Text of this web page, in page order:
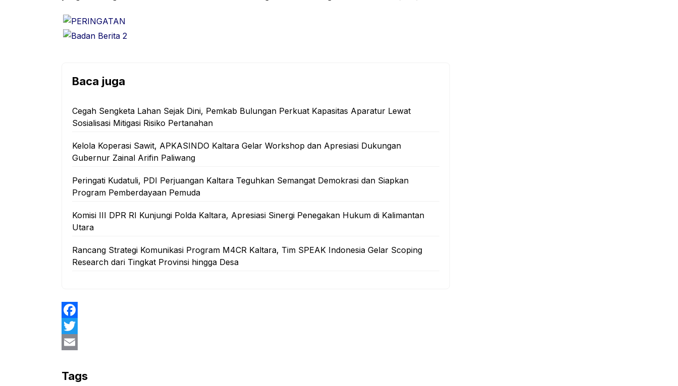
Baca juga
Cegah Sengketa Lahan Sejak Dini, Pemkab Bulungan Perkuat Kapasitas Aparatur Lewat
Sosialisasi Mitigasi Risiko Pertanahan
Kelola Koperasi Sawit, APKASINDO Kaltara Gelar Workshop dan Apresiasi Dukungan
Gubernur Zainal Arifin Paliwang
Peringati Kudatuli, PDI Perjuangan Kaltara Teguhkan Semangat Demokrasi dan Siapkan
Program Pemberdayaan Pemuda
Komisi III DPR RI Kunjungi Polda Kaltara, Apresiasi Sinergi Penegakan Hukum di Kalimantan
Utara
Rancang Strategi Komunikasi Program M4CR Kaltara, Tim SPEAK Indonesia Gelar Scoping
Research dari Tingkat Provinsi hingga Desa
F
a
e
T
im
Tags